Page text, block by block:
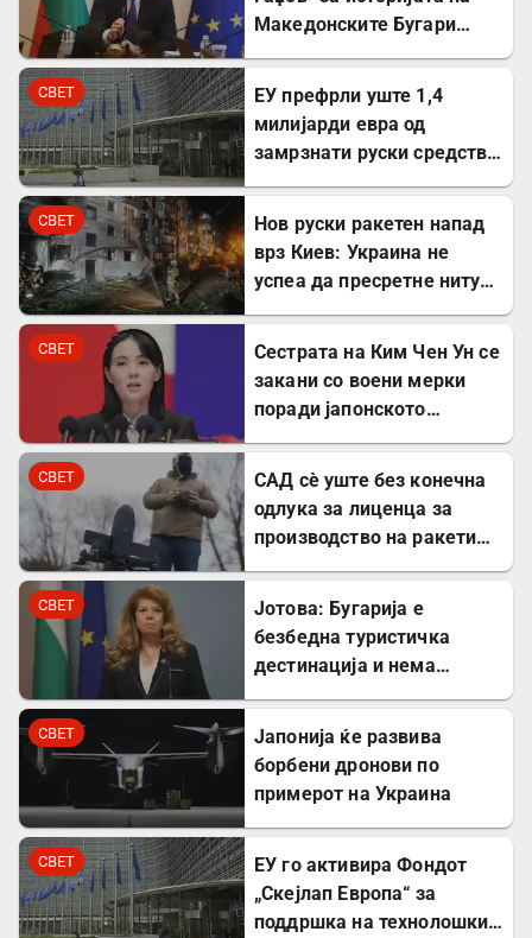
Македонските Бугари
СВЕТ
ЕУ префрли уште 1,4
милијарди евра од
замрзнати руски средства
СВЕТ
Нов руски ракетен напад
врз Киев: Украина не
успеа да пресретне ниту
СВЕТ
Сестрата на Ким Чен Ун се
закани со воени мерки
поради јапонското
СВЕТ
САД сè уште без конечна
одлука за лиценца за
производство на ракети
СВЕТ
Јотова: Бугарија е
безбедна туристичка
дестинација и нема
СВЕТ
Јапонија ќе развива
борбени дронови по
примерот на Украина
СВЕТ
ЕУ го активира Фондот
„Скејлап Европа“ за
поддршка на технолошки